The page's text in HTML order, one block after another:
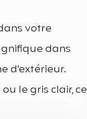
votre
dans
d'extérieur.
le gris clair, ce